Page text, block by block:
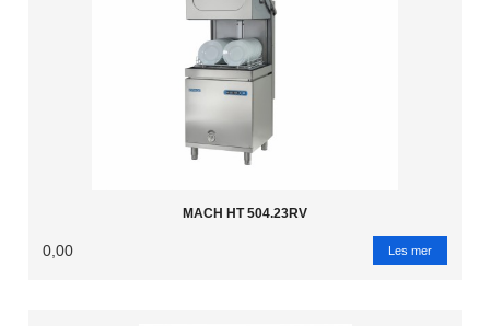
MACH HT 504.23RV
0,00 Les mer